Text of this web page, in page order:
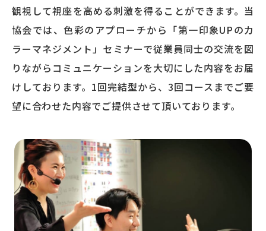
観視して視座を高める刺激を得ることができます。当
協会では、色彩のアプローチから「第一印象UPのカ
ラーマネジメント」セミナーで従業員同士の交流を図
りながらコミュニケーションを大切にした内容をお届
けしております。1回完結型から、3回コースまでご要
望に合わせた内容でご提供させて頂いております。